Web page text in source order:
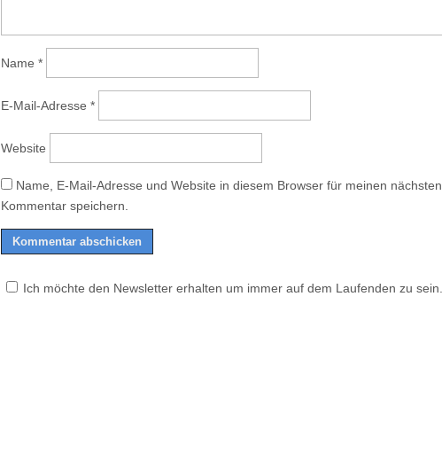
Name *
E-Mail-Adresse *
Website
Name, E-Mail-Adresse und Website in diesem Browser für meinen nächsten
Kommentar speichern.
Ich möchte den Newsletter erhalten um immer auf dem Laufenden zu sein.